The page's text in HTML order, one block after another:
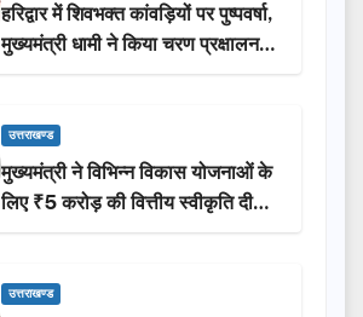
हरिद्वार में शिवभक्त कांवड़ियों पर पुष्पवर्षा,
मुख्यमंत्री धामी ने किया चरण प्रक्षालन…
उत्तराखण्ड
मुख्यमंत्री ने विभिन्न विकास योजनाओं के
लिए ₹5 करोड़ की वित्तीय स्वीकृति दी…
उत्तराखण्ड